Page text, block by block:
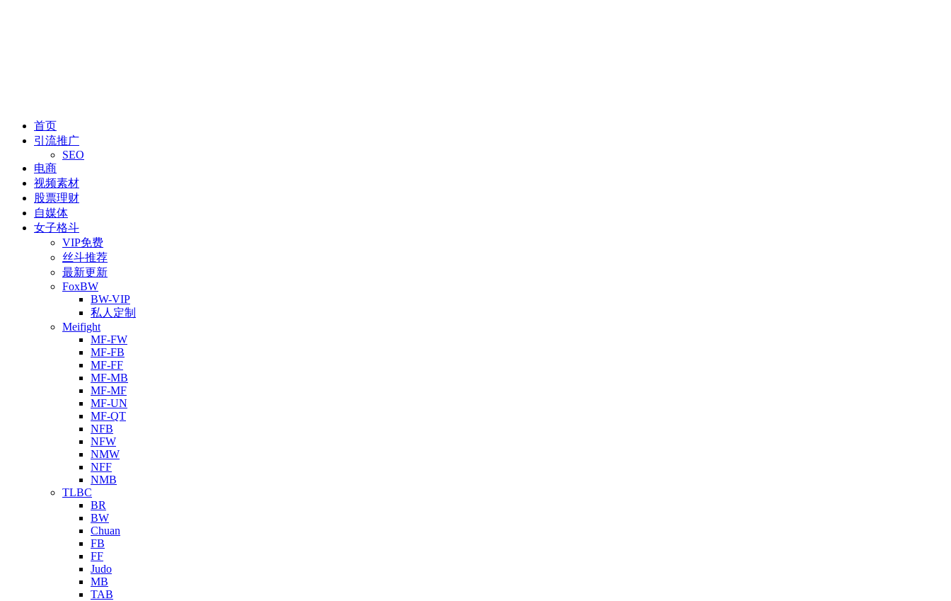
首页
引流推广
SEO
电商
视频素材
股票理财
自媒体
女子格斗
VIP免费
丝斗推荐
最新更新
FoxBW
BW-VIP
私人定制
Meifight
MF-FW
MF-FB
MF-FF
MF-MB
MF-MF
MF-UN
MF-QT
NFB
NFW
NMW
NFF
NMB
TLBC
BR
BW
Chuan
FB
FF
Judo
MB
TAB